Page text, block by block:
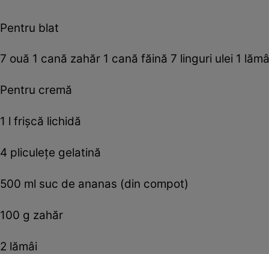
Pentru blat
7 ouă 1 cană zahăr 1 cană făină 7 linguri ulei 1
Pentru cremă
1 l frişcă lichidă
4 pliculeţe gelatină
500 ml suc de ananas (din compot)
100 g zahăr
2 lămâi